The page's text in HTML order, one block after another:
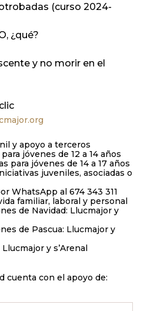
(curso 2024-
¿qué?
y no morir en el
y apoyo a terceros
jóvenes de 12 a 14 años
para jóvenes de 14 a 17 años
juveniles, asociadas o
WhatsApp al 674 343 311
familiar, laboral y personal
de Navidad: Llucmajor y
de Pascua: Llucmajor y
y s’Arenal
cuenta con el apoyo de: